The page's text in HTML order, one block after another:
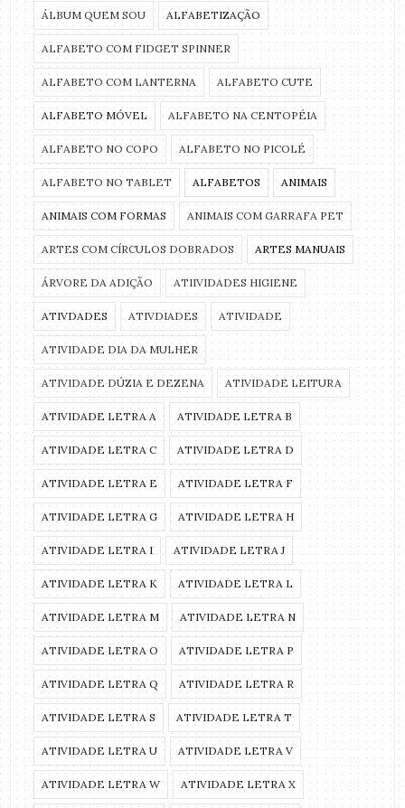
ÁLBUM QUEM SOU ALFABETIZAÇÃO
ALFABETO COM FIDGET SPINNER
ALFABETO COM LANTERNA ALFABETO CUTE
ALFABETO MÓVEL ALFABETO NA CENTOPÉIA
ALFABETO NO COPO ALFABETO NO PICOLÉ
ALFABETO NO TABLET ALFABETOS ANIMAIS
ANIMAIS COM FORMAS ANIMAIS COM GARRAFA PET
ARTES COM CÍRCULOS DOBRADOS ARTES MANUAIS
ÁRVORE DA ADIÇÃO ATIIVIDADES HIGIENE
ATIVDADES ATIVDIADES ATIVIDADE
ATIVIDADE DIA DA MULHER
ATIVIDADE DÚZIA E DEZENA ATIVIDADE LEITURA
ATIVIDADE LETRA A ATIVIDADE LETRA B
ATIVIDADE LETRA C ATIVIDADE LETRA D
ATIVIDADE LETRA E ATIVIDADE LETRA F
ATIVIDADE LETRA G ATIVIDADE LETRA H
ATIVIDADE LETRA I ATIVIDADE LETRA J
ATIVIDADE LETRA K ATIVIDADE LETRA L
ATIVIDADE LETRA M ATIVIDADE LETRA N
ATIVIDADE LETRA O ATIVIDADE LETRA P
ATIVIDADE LETRA Q ATIVIDADE LETRA R
ATIVIDADE LETRA S ATIVIDADE LETRA T
ATIVIDADE LETRA U ATIVIDADE LETRA V
ATIVIDADE LETRA W ATIVIDADE LETRA X